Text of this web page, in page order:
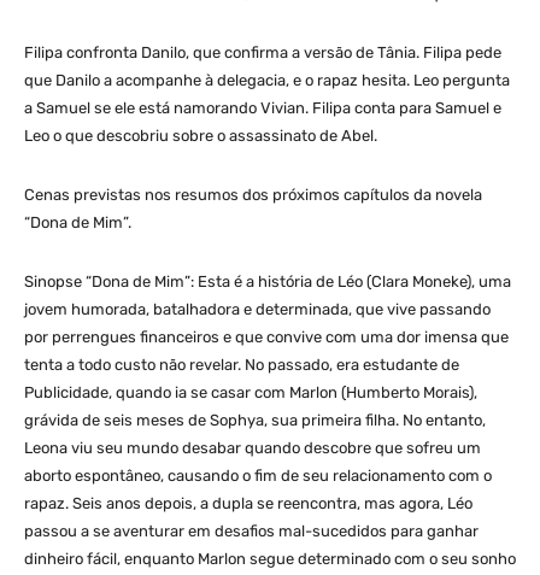
Filipa confronta Danilo, que confirma a versão de Tânia. Filipa pede
que Danilo a acompanhe à delegacia, e o rapaz hesita. Leo pergunta
a Samuel se ele está namorando Vivian. Filipa conta para Samuel e
Leo o que descobriu sobre o assassinato de Abel.
Cenas previstas nos resumos dos próximos capítulos da novela
“Dona de Mim”.
Sinopse “Dona de Mim”: Esta é a história de Léo (Clara Moneke), uma
jovem humorada, batalhadora e determinada, que vive passando
por perrengues financeiros e que convive com uma dor imensa que
tenta a todo custo não revelar. No passado, era estudante de
Publicidade, quando ia se casar com Marlon (Humberto Morais),
grávida de seis meses de Sophya, sua primeira filha. No entanto,
Leona viu seu mundo desabar quando descobre que sofreu um
aborto espontâneo, causando o fim de seu relacionamento com o
rapaz. Seis anos depois, a dupla se reencontra, mas agora, Léo
passou a se aventurar em desafios mal-sucedidos para ganhar
dinheiro fácil, enquanto Marlon segue determinado com o seu sonho